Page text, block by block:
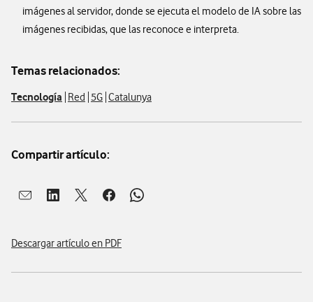
imágenes al servidor, donde se ejecuta el modelo de IA sobre las
imágenes recibidas, que las reconoce e interpreta.
Temas relacionados:
Tecnología Red 5G Catalunya
Compartir artículo:
Abrir ventana para compartir en mail
Abrir ventana para compartir en linkedin
Abrir ventana para compartir en twitter
Abrir ventana para compartir en facebook
Abrir ventana para compartir en
Descargar artículo en PDF